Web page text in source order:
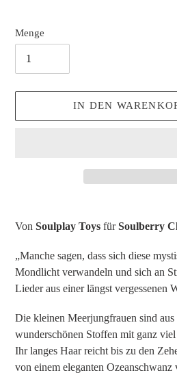
Menge
IN DEN
wird
Warenkorb
hinzugefügt
Von Soulplay Toys fürSoulberry
„Manche sagen, dass sich diese
Mondlicht verwandeln und sich an
Lieder aus einer längst vergessenen
Die kleinen Meerjungfrauen sind
wunderschönen Stoffen mit ganz
Ihr langes Haar reicht bis zu den
von einem eleganten